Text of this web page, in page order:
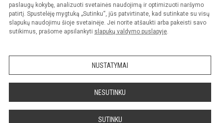
paslaugų kokybę, analizuoti svetainės naudojimą ir optimizuoti naršymo
patirtį. Spustelėję mygtuką „Sutinku“, jūs patvirtinate, kad sutinkate su visų
slapukų naudojimu šioje svetainėje. Jei norite atšaukti arba pakeisti savo
sutikimus, prašome apsilankyti slapukų valdymo puslapyje.
NUSTATYMAI
NESUTINKU
SUTINKU
Kopijuoti turinį be raštiško įstaigos administracijos sutikimo griežtai draudžiama.
Prieinamumo paraiška Slapukų valdymas
Sumanus būdas atnaujinti